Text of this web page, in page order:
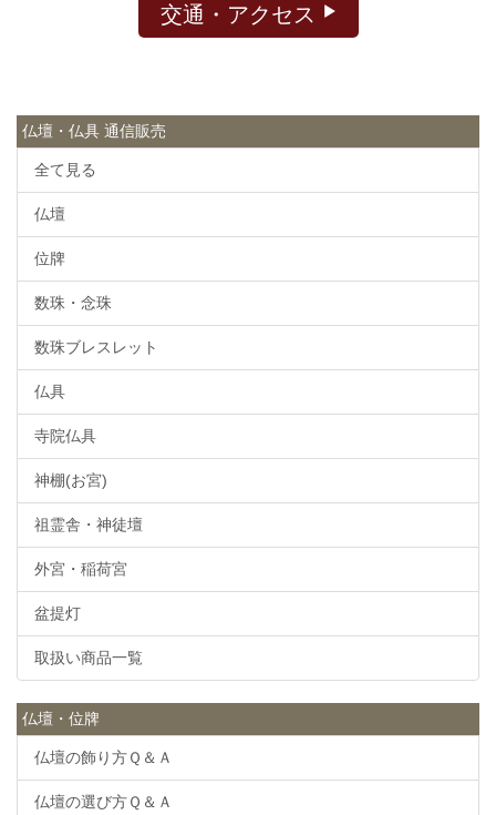
交通・アクセス
仏壇・仏具 通信販売
全て見る
仏壇
位牌
数珠・念珠
数珠ブレスレット
仏具
寺院仏具
神棚(お宮)
祖霊舎・神徒壇
外宮・稲荷宮
盆提灯
取扱い商品一覧
仏壇・位牌
仏壇の飾り方Ｑ＆Ａ
仏壇の選び方Ｑ＆Ａ